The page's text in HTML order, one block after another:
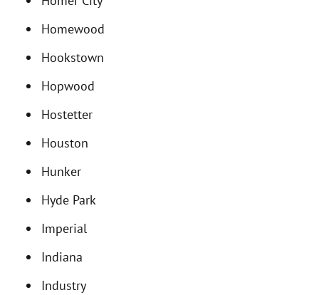
Homewood
Hookstown
Hopwood
Hostetter
Houston
Hunker
Hyde Park
Imperial
Indiana
Industry